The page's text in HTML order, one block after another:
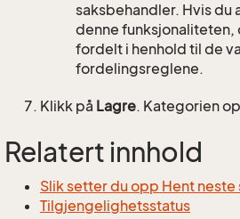
saksbehandler. Hvis du
denne funksjonaliteten,
fordelt i henhold til de
fordelingsreglene.
Klikk på Lagre. Kategorien
Relatert innhold
Slik setter du opp Hent neste
Tilgjengelighetsstatus